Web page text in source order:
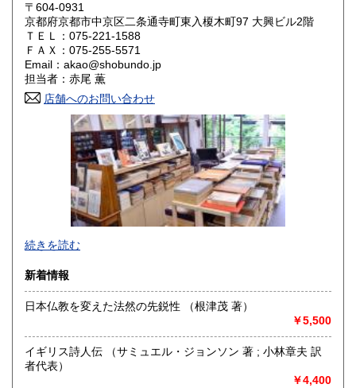
岡山県 1,000円 広島県 1,000円
山口県 1,000円
香川県
1,000円 福岡県
1,000円 長崎県
1,000円 大分県
1,000円 鹿児島県
沖縄県
〒604-0931
京都府京都市中京区二条通寺町東入榎木町97 大興ビル2階
ＴＥＬ：075-221-1588
ＦＡＸ：075-255-5571
Email：akao@shobundo.jp
担当者：赤尾 薫
店舗へのお問い合わせ
京都・寺町二条に店舗を構える古書店です（令和2年6月に河
原町六角から移転しました）。木版画の図案本・浮世絵・古
典籍などを扱っております。一般書籍もございますが、「日
本の古本屋」からご覧になった本は、ご来店の前にあらかじ
めメールにて有無をお問い合わせいただくとスムーズです(店
続きを読む
新着情報
日本仏教を変えた法然の先鋭性 （根津茂 著）
￥5,500
イギリス詩人伝 （サミュエル・ジョンソン 著 ; 小林章夫 訳
者代表）
￥4,400